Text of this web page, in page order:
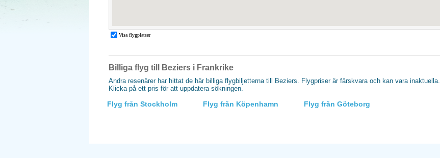
Billiga flyg till Beziers i Frankrike
Andra resenärer har hittat de här billiga flygbiljetterna till Beziers. Flygpriser är färskvara och kan vara inaktuella.
Klicka på ett pris för att uppdatera sökningen.
Flyg från Stockholm Flyg från Köpenhamn Flyg från Göteborg